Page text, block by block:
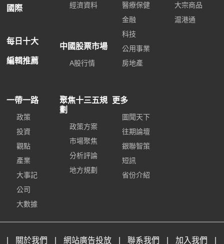
國際
每日十大
編輯推薦
經濟資料
中國股票市場
A股行情
醫療保健
金融
科技
公用事業
房地產
大宗商品
滬港通
一帶一路
政策
投資
觀點
產業
大事記
公司
大數據
聚焦十三五規
劃
政策方案
市場聚焦
分析評論
地方規劃
更多
圖聞天下
往期論壇
銀聯智策
短訊
省份介紹
關於我們 網站廣告投放 聯系我們 加入我們